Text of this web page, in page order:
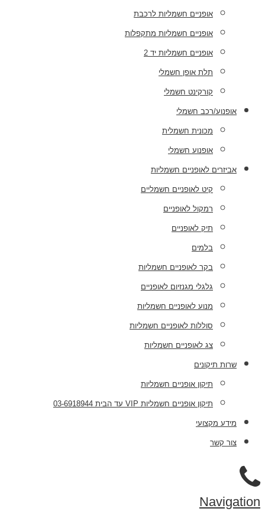
אופניים חשמליות לרכבת
אופניים חשמליות מתקפלות
אופניים חשמליות יד 2
תלת אופן חשמלי
קורקינט חשמלי
אופנוע/רכב חשמלי
מכונית חשמלית
אופנוע חשמלי
אביזרים לאופניים חשמליות
קיט לאופניים חשמליים
רמקול לאופניים
תיק לאופניים
בלמים
בקר לאופניים חשמליות
גלגלי מגנזיום לאופניים
מנוע לאופניים חשמליות
סוללות לאופניים חשמליות
צג לאופניים חשמליות
שרות תיקונים
תיקון אופניים חשמליות
תיקון אופניים חשמליות VIP עד הבית 03-6918944
מידע מקצועי
צור קשר